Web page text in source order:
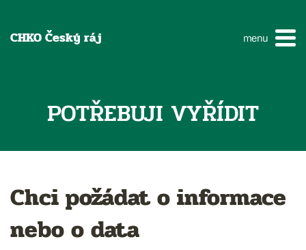
CHKO Český ráj menu
POTŘEBUJI VYŘÍDIT
Chci požádat o informace
nebo o data